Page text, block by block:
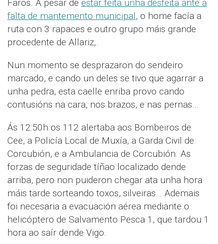
Faros. A pesar de estar feita unha desfeita ante a
falta de mantemento municipal, o home facía a
ruta con 3 rapaces e outro grupo máis grande
procedente de Allariz,.
Nun momento se desprazaron do sendeiro
marcado, e cando un deles se tivo que agarrar a
unha pedra, esta caelle enriba provo cando
contusións na cara, nos brazos, e nas pernas…
Ás 12:50h os 112 alertaba aos Bombeiros de
Cee, a Policía Local de Muxía, a Garda Civil de
Corcubión, e a Ambulancia de Corcubión. As
forzas de seguridade tíñao localizado dende
arriba, pero non puideron chegar ata unha hora
máis tarde sorteando toxos, silveiras… Ademais
foi necesaria a evacuación aérea mediante o
helicóptero de Salvamento Pesca 1, que tardou 1
hora ao saír dende Vigo.